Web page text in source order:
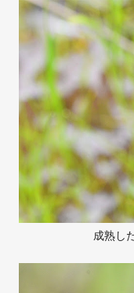
成熟し